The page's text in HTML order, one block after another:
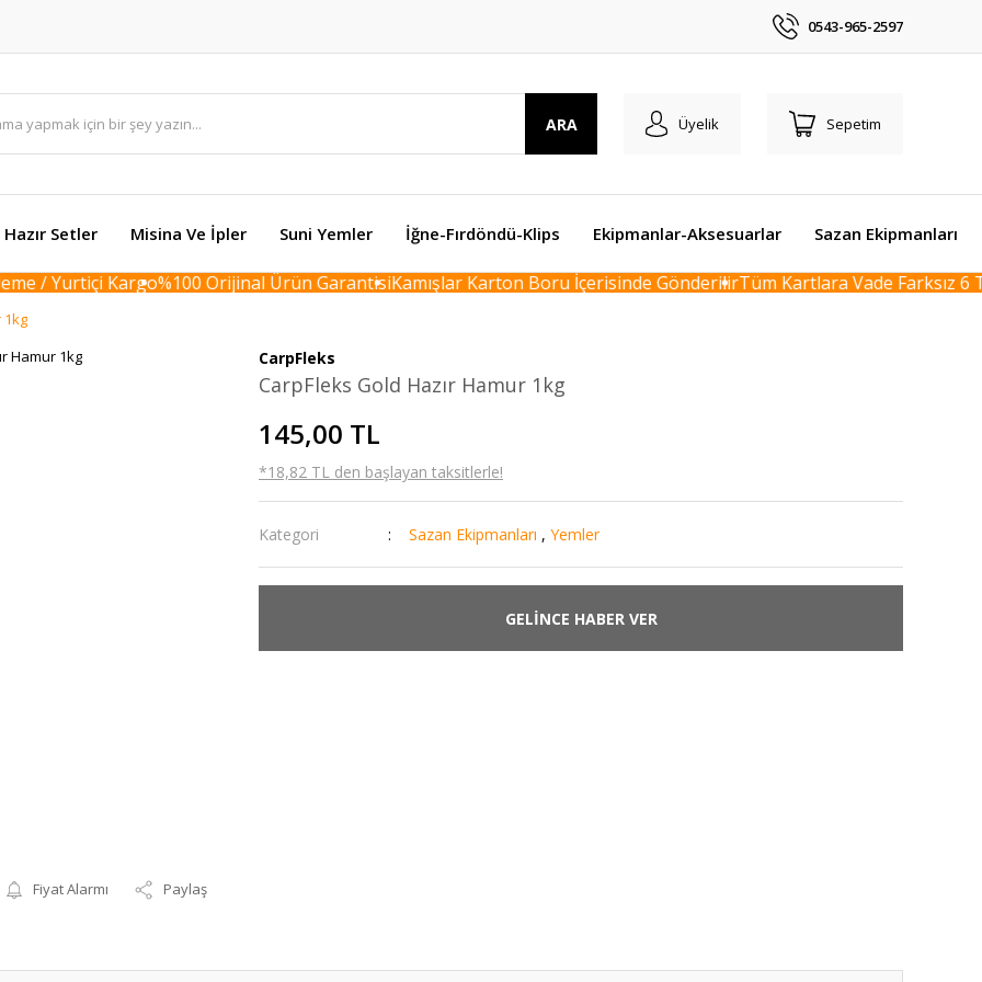
0543-965-2597
ARA Üyelik Sepetim
Hazır Setler Misina Ve İpler Suni Yemler İğne-Fırdöndü-Klips Ekipmanlar-Aksesuarlar Sazan Ekipmanları
/ Yurtiçi Kargo%100 Orijinal Ürün GarantisiKamışlar Karton Boru İçerisinde GönderilirTüm Kartlara Vade Farksız 6
1kg
Fiyat Alarmı Paylaş
CarpFleks
CarpFleks Gold Hazır Hamur 1kg
145,00 TL
*18,82 TL den başlayan taksitlerle!
Kategori Sazan Ekipmanları , Yemler
GELİNCE HABER VER